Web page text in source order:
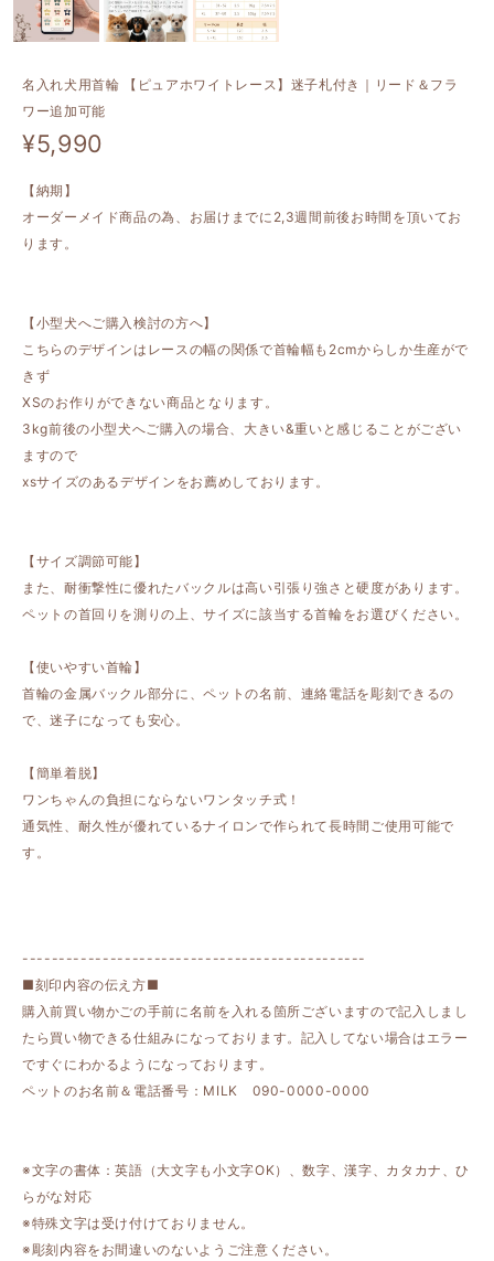
名入れ犬用首輪 【ピュアホワイトレース】迷子札付き｜リード＆フラ
ワー追加可能
¥5,990
【納期】
オーダーメイド商品の為、お届けまでに2,3週間前後お時間を頂いてお
ります。
【小型犬へご購入検討の方へ】
こちらのデザインはレースの幅の関係で首輪幅も2cmからしか生産がで
きず
XSのお作りができない商品となります。
3kg前後の小型犬へご購入の場合、大きい&重いと感じることがござい
ますので
xsサイズのあるデザインをお薦めしております。
【サイズ調節可能】
また、耐衝撃性に優れたバックルは高い引張り強さと硬度があります。
ペットの首回りを測りの上、サイズに該当する首輪をお選びください。
【使いやすい首輪】
首輪の金属バックル部分に、ペットの名前、連絡電話を彫刻できるの
で、迷子になっても安心。
【簡単着脱】
ワンちゃんの負担にならないワンタッチ式！
通気性、耐久性が優れているナイロンで作られて長時間ご使用可能で
す。
-----------------------------------------------
■刻印内容の伝え方■
購入前買い物かごの手前に名前を入れる箇所ございますので記入しまし
たら買い物できる仕組みになっております。記入してない場合はエラー
ですぐにわかるようになっております。
ペットのお名前＆電話番号：MILK 090-0000-0000
※文字の書体：英語（大文字も小文字OK）、数字、漢字、カタカナ、ひ
らがな対応
※特殊文字は受け付けておりません。
※彫刻内容をお間違いのないようご注意ください。